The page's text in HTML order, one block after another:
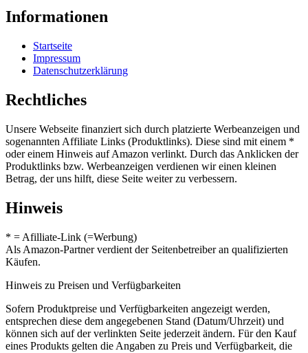
Informationen
Startseite
Impressum
Datenschutzerklärung
Rechtliches
Unsere Webseite finanziert sich durch platzierte Werbeanzeigen und
sogenannten Affiliate Links (Produktlinks). Diese sind mit einem *
oder einem Hinweis auf Amazon verlinkt. Durch das Anklicken der
Produktlinks bzw. Werbeanzeigen verdienen wir einen kleinen
Betrag, der uns hilft, diese Seite weiter zu verbessern.
Hinweis
* = Afilliate-Link (=Werbung)
Als Amazon-Partner verdient der Seitenbetreiber an qualifizierten
Käufen.
Hinweis zu Preisen und Verfügbarkeiten
Sofern Produktpreise und Verfügbarkeiten angezeigt werden,
entsprechen diese dem angegebenen Stand (Datum/Uhrzeit) und
können sich auf der verlinkten Seite jederzeit ändern. Für den Kauf
eines Produkts gelten die Angaben zu Preis und Verfügbarkeit, die